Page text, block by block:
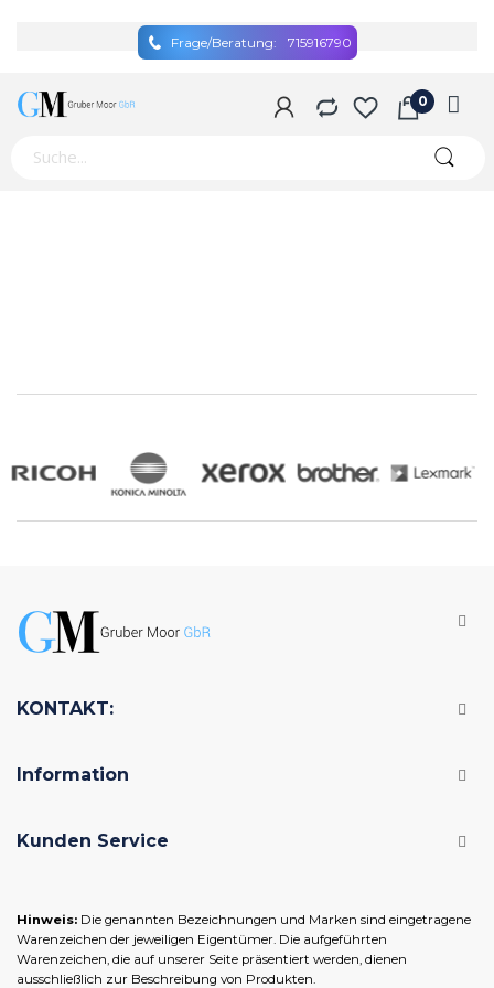
Frage/Beratung: 715916790
KONTAKT:
Information
Kunden Service
Hinweis: Die genannten Bezeichnungen und Marken sind eingetragene
Warenzeichen der jeweiligen Eigentümer. Die aufgeführten
Warenzeichen, die auf unserer Seite präsentiert werden, dienen
ausschließlich zur Beschreibung von Produkten.